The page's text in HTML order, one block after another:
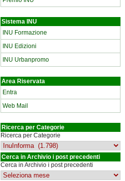
Sistema INU
INU Formazione
INU Edizioni
INU Urbanpromo
Area Riservata
Entra
Web Mail
Ricerca per Categorie
Ricerca per Categorie
Cerca in Archivio i post precedenti
Cerca in Archivio i post precedenti